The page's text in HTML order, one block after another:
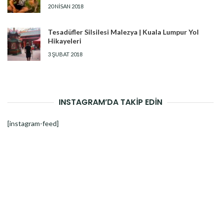
20 NISAN 2018
Tesadüfler Silsilesi Malezya | Kuala Lumpur Yol
Hikayeleri
3 ŞUBAT 2018
INSTAGRAM’DA TAKİP EDİN
[instagram-feed]